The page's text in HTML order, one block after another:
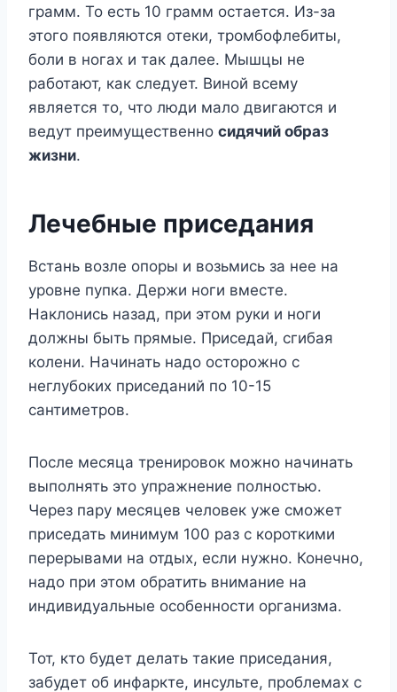
грамм. То есть 10 грамм остается. Из-за
этого появляются отеки, тромбофлебиты,
боли в ногах и так далее. Мышцы не
работают, как следует. Виной всему
является то, что люди мало двигаются и
ведут преимущественно сидячий образ
жизни.
Лечебные приседания
Встань возле опоры и возьмись за нее на
уровне пупка. Держи ноги вместе.
Наклонись назад, при этом руки и ноги
должны быть прямые. Приседай, сгибая
колени. Начинать надо осторожно с
неглубоких приседаний по 10-15
сантиметров.
После месяца тренировок можно начинать
выполнять это упражнение полностью.
Через пару месяцев человек уже сможет
приседать минимум 100 раз с короткими
перерывами на отдых, если нужно. Конечно,
надо при этом обратить внимание на
индивидуальные особенности организма.
Тот, кто будет делать такие приседания,
забудет об инфаркте, инсульте, проблемах с